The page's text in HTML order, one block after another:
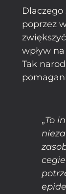
Dlaczego
poprzez
wpływ
Tak
„To